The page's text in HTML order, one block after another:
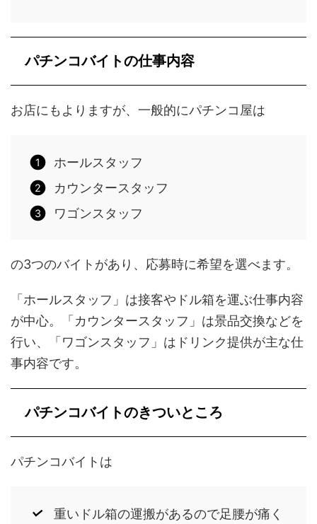
パチンコバイトの仕事内容
お店にもよりますが、一般的にパチンコ屋は
ホールスタッフ
カウンタースタッフ
ワゴンスタッフ
の3つのバイトがあり、応募時に希望を選べます。
「ホールスタッフ」は接客やドル箱を運ぶ仕事内容
が中心。「カウンタースタッフ」は景品交換などを
行い、「ワゴンスタッフ」はドリンク提供が主な仕
事内容です。
パチンコバイトのきついところ
パチンコバイトは
重いドル箱の運搬があるので足腰が痛く